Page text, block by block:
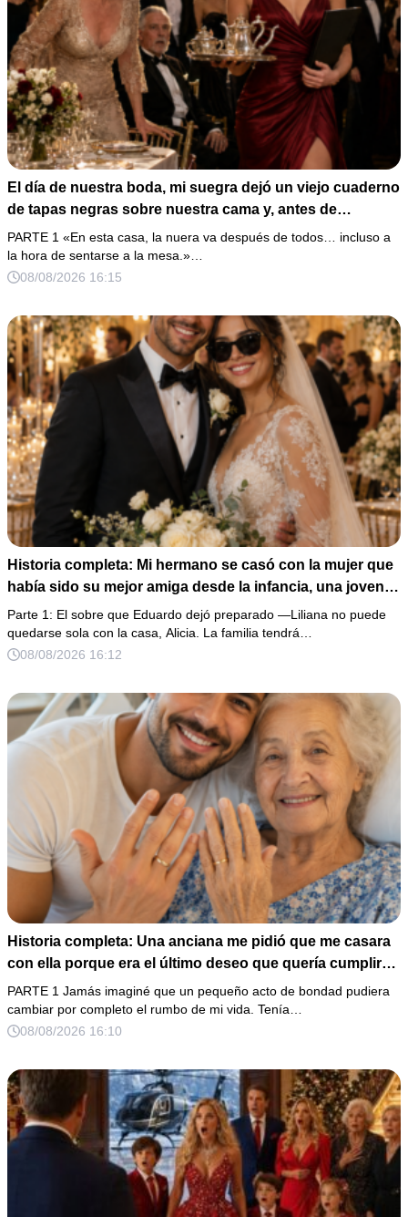
El día de nuestra boda, mi suegra dejó un viejo cuaderno
de tapas negras sobre nuestra cama y, antes de
marcharse, dijo: «En esta familia todos deben cumplir
una misma regla…».
PARTE 1 «En esta casa, la nuera va después de todos… incluso a
la hora de sentarse a la mesa.»…
08/08/2026 16:15
Historia completa: Mi hermano se casó con la mujer que
había sido su mejor amiga desde la infancia, una joven
ciega a la que protegió durante toda su vida. Tras su
fallecimiento, ella me entregó un sobre y me confesó la
verdadera razón por la que él la eligió a ella por encima
Parte 1: El sobre que Eduardo dejó preparado —Liliana no puede
quedarse sola con la casa, Alicia. La familia tendrá…
08/08/2026 16:12
Historia completa: Una anciana me pidió que me casara
con ella porque era el último deseo que quería cumplir
antes de morir. Después de su fallecimiento, su abogado
puso en mis manos una vieja bolsa de hospital que
había conservado durante años y me dijo: «Ella te eligió
PARTE 1 Jamás imaginé que un pequeño acto de bondad pudiera
cambiar por completo el rumbo de mi vida. Tenía…
08/08/2026 16:10